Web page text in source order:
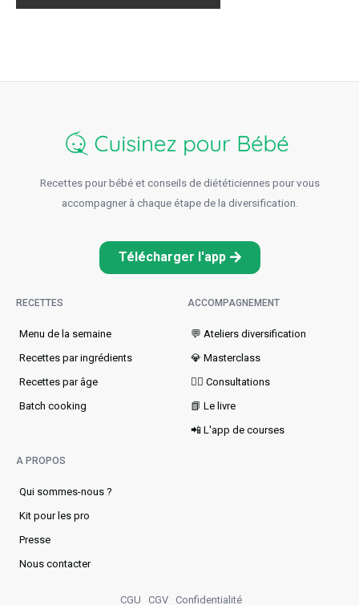
Recettes pour bébé et conseils de diététiciennes pour vous
accompagner à chaque étape de la diversification.
Télécharger l'app
RECETTES
Menu de la semaine​
Recettes par ingrédients
Recettes par âge
Batch cooking
ACCOMPAGNEMENT
💬 Ateliers diversification
💎 Masterclass
👩‍⚕️ Consultations
📗 Le livre
📲 L'app de courses
A PROPOS
Qui sommes-nous ?
Kit pour les pro
Presse
Nous contacter
CGU CGV Confidentialité